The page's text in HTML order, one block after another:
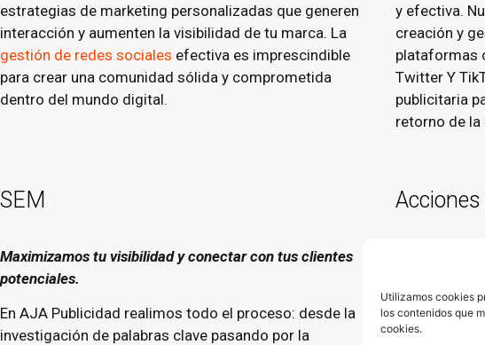
Utilizamos cookies
los contenidos que
cookies.
estrategias de marketing personalizadas que generen
interacción y aumenten la visibilidad de tu marca. La
gestión de redes sociales efectiva es imprescindible
para crear una comunidad sólida y comprometida
dentro del mundo digital.
y efectiva.
creación y
plataformas
Twitter Y
publicitaria
retorno de la
SEM
Maximizamos tu visibilidad y conectar con tus clientes
potenciales.
En AJA Publicidad realimos todo el proceso: desde la
investigación de palabras clave pasando por la
Te
Las
efectiva